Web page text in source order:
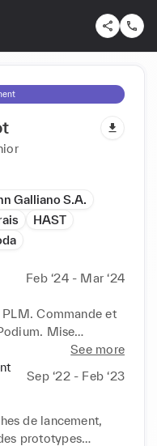
Galliano S.A.
HAST
Feb ‘24 - Mar ‘24
Commande et
Mise
de livraisons et
See more
Sep ‘22 - Feb ‘23
de lancement,
prototypes…